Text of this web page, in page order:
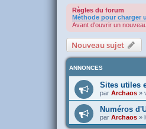
Règles du forum
Méthode pour charger
Avant d'ouvrir un
Nouveau sujet
ANNONCES
Sites utiles
par Archaos »
Numéros
par Archaos »